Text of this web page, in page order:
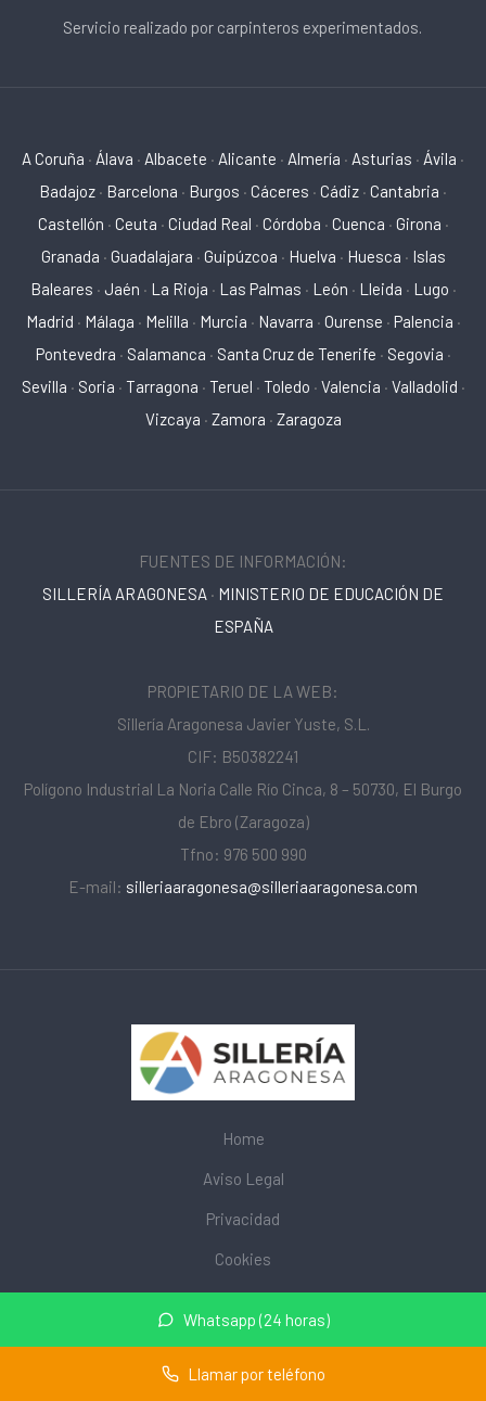
Whatsapp (24 horas)
Llamar por teléfono
Servicio realizado por carpinteros experimentados.
A Coruña · Álava · Albacete · Alicante · Almería · Asturias · Ávila ·
Badajoz · Barcelona · Burgos · Cáceres · Cádiz · Cantabria ·
Castellón · Ceuta · Ciudad Real · Córdoba · Cuenca · Girona ·
Granada · Guadalajara · Guipúzcoa · Huelva · Huesca · Islas
Baleares · Jaén · La Rioja · Las Palmas · León · Lleida · Lugo ·
Madrid · Málaga · Melilla · Murcia · Navarra · Ourense · Palencia ·
Pontevedra · Salamanca · Santa Cruz de Tenerife · Segovia ·
Sevilla · Soria · Tarragona · Teruel · Toledo · Valencia · Valladolid ·
Vizcaya · Zamora · Zaragoza
FUENTES DE INFORMACIÓN:
SILLERÍA ARAGONESA · MINISTERIO DE EDUCACIÓN DE
ESPAÑA
PROPIETARIO DE LA WEB:
Sillería Aragonesa Javier Yuste, S.L.
CIF: B50382241
Polígono Industrial La Noria Calle Río Cinca, 8 – 50730, El Burgo
de Ebro (Zaragoza)
Tfno: 976 500 990
E-mail: silleriaaragonesa@silleriaaragonesa.com
Home
Aviso Legal
Privacidad
Cookies
© 2026 mobiliarioescolar.site · Web de mobiliario escolar cerca